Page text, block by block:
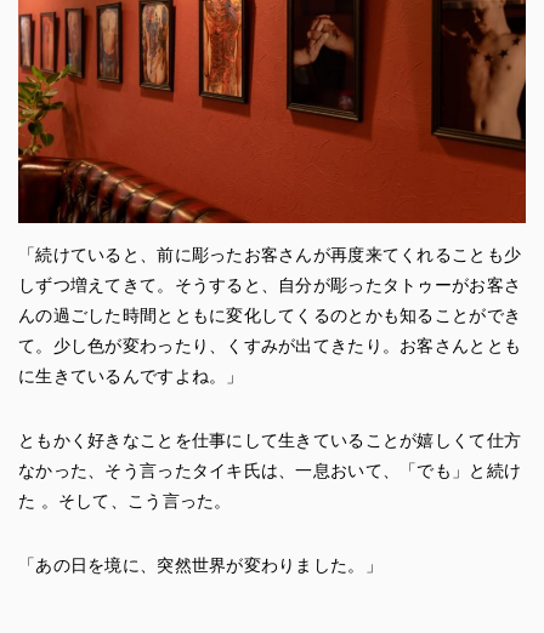
「続けていると、前に彫ったお客さんが再度来てくれることも少
しずつ増えてきて。そうすると、自分が彫ったタトゥーがお客さ
んの過ごした時間とともに変化してくるのとかも知ることができ
て。少し色が変わったり、くすみが出てきたり。お客さんととも
に生きているんですよね。」
ともかく好きなことを仕事にして生きていることが嬉しくて仕方
なかった、そう言ったタイキ氏は、一息おいて、「でも」と続け
た 。そして、こう言った。
「あの日を境に、突然世界が変わりました。」